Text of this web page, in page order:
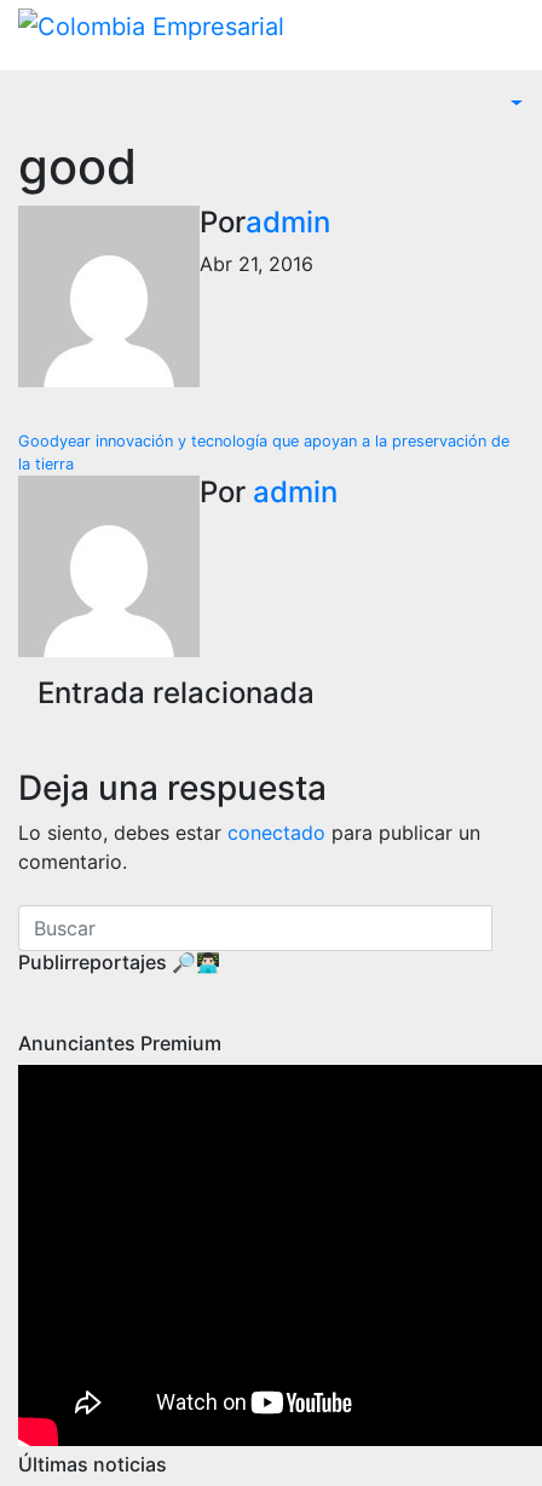
good
Poradmin
Abr 21, 2016
Navegación
entradas
Goodyear innovación y tecnología que apoyan a la preservación de
la tierra
Por admin
Entrada relacionada
Deja una respuesta
Lo siento, debes estar conectado para publicar un
comentario.
Publirreportajes 🔎👨🏻‍💻
Anunciantes Premium
Últimas noticias